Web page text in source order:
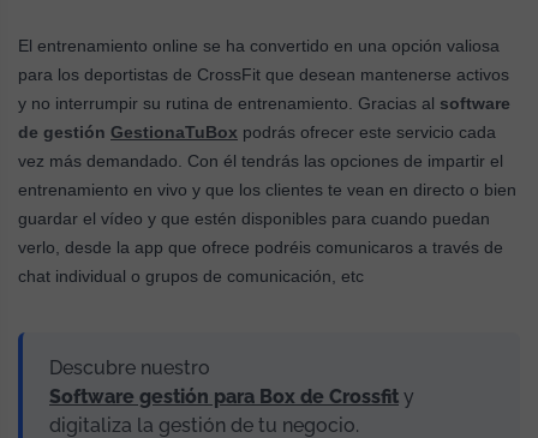
El entrenamiento online se ha convertido en una opción valiosa
para los deportistas de CrossFit que desean mantenerse activos
y no interrumpir su rutina de entrenamiento. Gracias al software
de gestión GestionaTuBox podrás ofrecer este servicio cada
vez más demandado. Con él tendrás las opciones de impartir el
entrenamiento en vivo y que los clientes te vean en directo o bien
guardar el vídeo y que estén disponibles para cuando puedan
verlo, desde la app que ofrece podréis comunicaros a través de
chat individual o grupos de comunicación, etc
Descubre nuestro
Software gestión para Box de Crossfit y
digitaliza la gestión de tu negocio.